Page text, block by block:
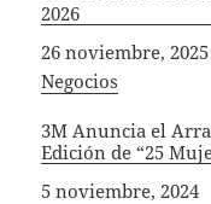
2026
Fecha
26 noviembre, 2025
In relation to
Negocios
3M Anuncia el
Edición de “25
Fecha
5 noviembre, 2024